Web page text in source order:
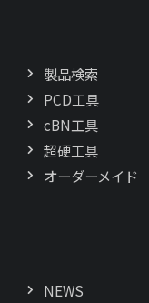
製品検索
PCD工具
cBN工具
超硬工具
オーダーメイド
NEWS